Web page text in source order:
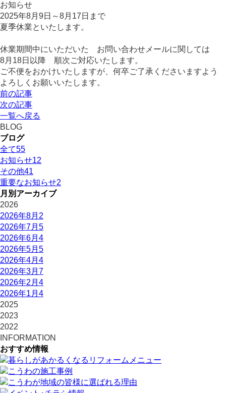
お知らせ
2025年8月9日～8月17日 まで
夏季休業といたします。
休業期間中にいただいた お問い合わせメールに関しては
8月18日以降 順次ご対応いたします。
ご不便をおかけいたしますが、何卒ご了承くださいますよう
よろしくお願いいたします。
前の記事
次の記事
一覧へ戻る
BLOG
ブログ
全て55
お知らせ12
その他41
重要なお知らせ2
月別アーカイブ
2026
2026年8月 2
2026年7月 5
2026年6月 4
2026年5月 5
2026年4月 4
2026年3月 7
2026年2月 4
2026年1月 4
2025
2023
2022
INFORMATION
おすすめ情報